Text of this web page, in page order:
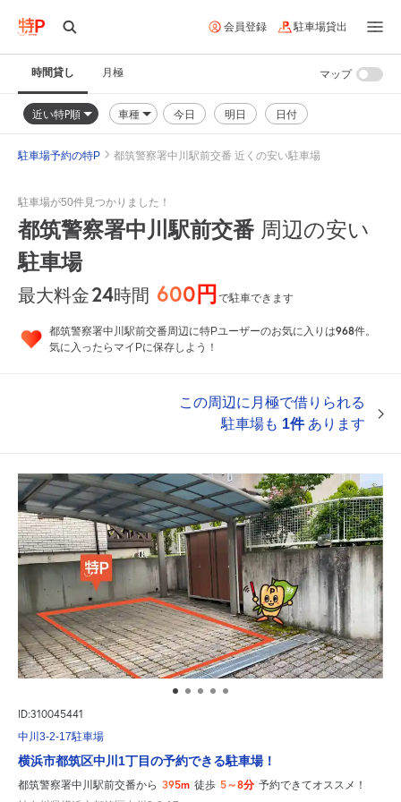
会員登録 駐車場貸出
時間貸し 月極
近い特P順 車種 今日 明日 日付
マップ
駐車場予約の特P 都筑警察署中川駅前交番 近くの安い駐車場
駐車場が50件見つかりました！
都筑警察署中川駅前交番 周辺の安い
駐車場
最大料金24時間 600円で駐車できます
都筑警察署中川駅前交番周辺に特Pユーザーのお気に入りは968件。
気に入ったらマイPに保存しよう！
この周辺に月極で借りられる
駐車場も 1件あります
ID:310045441
中川3-2-17駐車場
横浜市都筑区中川1丁目の予約できる駐車場！
都筑警察署中川駅前交番から 395m 徒歩 5～8分 予約できてオススメ！